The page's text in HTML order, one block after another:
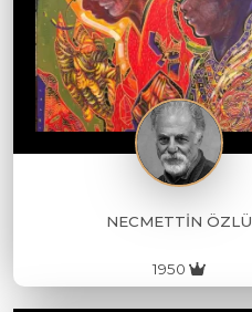
NECMETTİN ÖZLÜ
1950